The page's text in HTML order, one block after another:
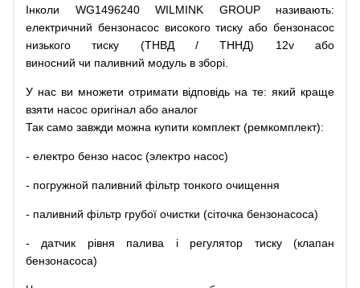
Інколи WG1496240 WILMINK GROUP називають:
електричний бензонасос високого тиску або бензонасос
низького
тиску (ТНВД / ТННД) 12v
або
виносний чи паливний модуль в зборі
У нас ви множети отримати відповідь на те: який краще
взяти насос оригінал або аналог
Так само завжди можна купити комплект (ремкомплект):
- електро бензо насос (электро насос)
- погружной паливний фільтр тонкого очищення
- паливний фільтр грубої очистки (сіточка бензонасоса)
- датчик рівня палива і регулятор тиску (клапан
бензонасоса)